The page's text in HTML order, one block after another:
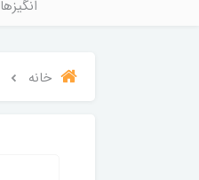
انگيزها
خانه